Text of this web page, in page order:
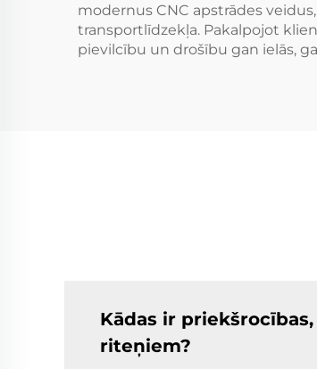
modernus CNC apstrādes
transportlīdzekļa. Pakalpojot
pievilcību un drošību gan ielās,
Kādas ir
riteņiem?